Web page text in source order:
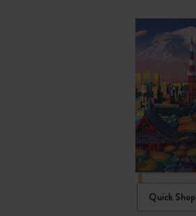
Quick Shop